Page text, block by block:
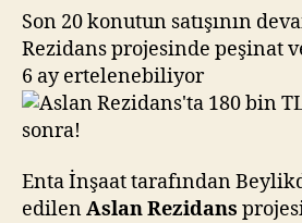
Son 20 konutun satışının
Rezidans projesinde peşinat
6 ay ertelenebiliyor
Enta İnşaat tarafından
edilenAslan Rezidans